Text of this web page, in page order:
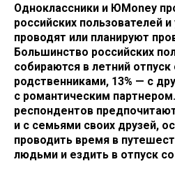
Одноклассники и ЮMoney
российских пользователей и
проводят или планируют
Большинство российских
собираются в летний
родственниками, 13% — с
с романтическим
респондентов
и с семьями своих друзей,
проводить время в
людьми и ездить в отпуск